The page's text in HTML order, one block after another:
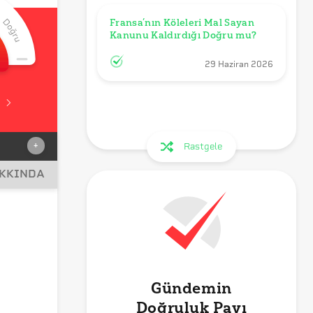
+
Fransa’nın Köleleri Mal Sayan
Kanunu Kaldırdığı Doğru mu?
29 Haziran 2026
Rastgele
Gündemin
Doğruluk Payı